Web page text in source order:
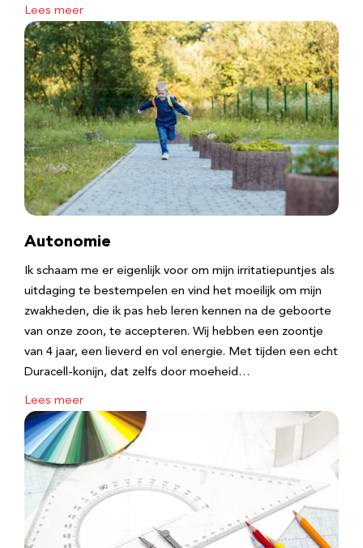
Lees meer
Autonomie
Ik schaam me er eigenlijk voor om mijn irritatiepuntjes als
uitdaging te bestempelen en vind het moeilijk om mijn
zwakheden, die ik pas heb leren kennen na de geboorte
van onze zoon, te accepteren. Wij hebben een zoontje
van 4 jaar, een lieverd en vol energie. Met tijden een echt
Duracell-konijn, dat zelfs door moeheid…
Lees meer